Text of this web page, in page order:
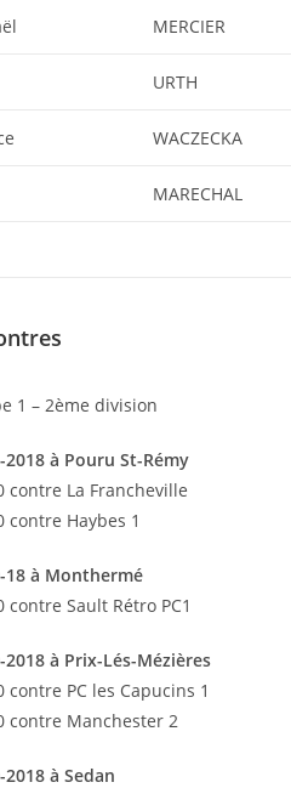
MERCIER
URTH
WACZECKA
MARECHAL
1 – 2ème division
2018 à Pouru St-Rémy
contre La Francheville
contre Haybes 1
18 à Monthermé
contre Sault Rétro PC1
2018 à Prix-Lés-Mézières
contre PC les Capucins 1
contre Manchester 2
2018 à Sedan